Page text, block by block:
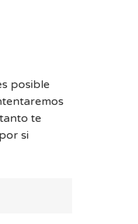
posible
te
por si